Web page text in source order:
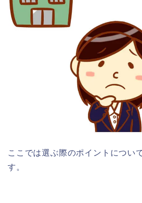
ここでは選ぶ際のポイントについ
す。